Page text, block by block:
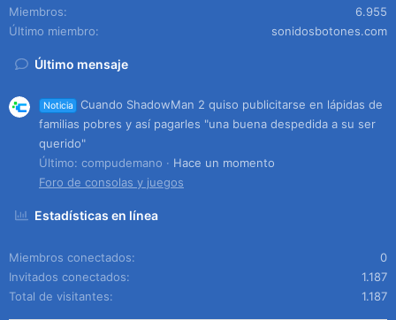
Miembros
6.955
Último miembro
sonidosbotones.com
Último mensaje
Noticia
Cuando ShadowMan 2 quiso publicitarse en lápidas de
familias pobres y así pagarles "una buena despedida a su ser
querido"
Último: compudemano
Hace un momento
Foro de consolas y juegos
Estadísticas en línea
Miembros conectados
0
Invitados conectados
1.187
Total de visitantes
1.187